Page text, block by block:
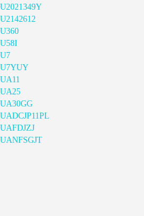
U2021349Y
U2142612
U360
U58I
U7
U7YUY
UA11
UA25
UA30GG
UADCJP11PL
UAFDJZJ
UANFSGJT